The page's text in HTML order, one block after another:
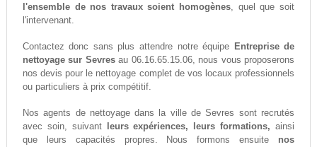
l'ensemble de nos travaux soient homogènes, quel que soit
l'intervenant.
Contactez donc sans plus attendre notre équipe Entreprise de
nettoyage sur Sevresau 06.16.65.15.06, nous vous proposerons
nos devis pour le nettoyage complet de vos locaux professionnels
ou particuliers à prix compétitif.
Nos agents de nettoyage dans la ville de Sevres sont recrutés
avec soin, suivant
leurs expériences, leurs formations, ainsi
que leurs capacités propres. Nous formons ensuite nos